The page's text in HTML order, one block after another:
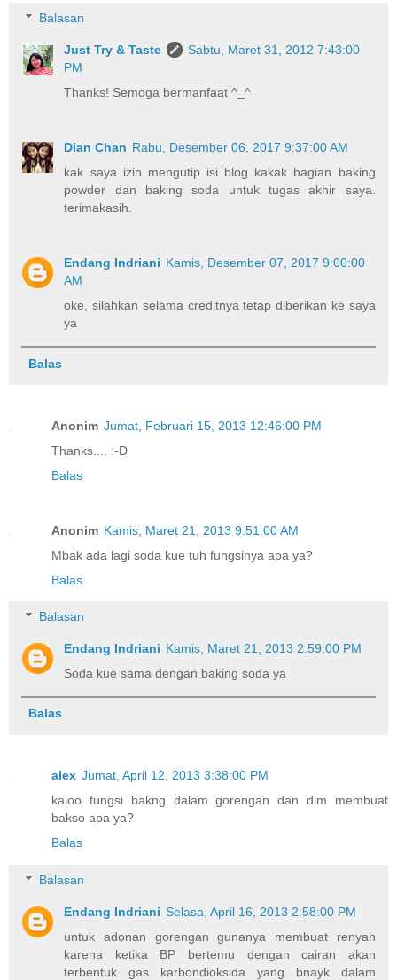
Balasan
Just Try & Taste
Sabtu, Maret 31, 2012 7:43:00
PM
Thanks! Semoga bermanfaat ^_^
Dian Chan Rabu, Desember 06, 2017 9:37:00 AM
kak saya izin mengutip isi blog kakak bagian baking
powder dan baking soda untuk tugas akhir saya.
terimakasih.
Endang Indriani Kamis, Desember 07, 2017 9:00:00
AM
oke, silahkan selama creditnya tetap diberikan ke saya
ya
Balas
Anonim Jumat, Februari 15, 2013 12:46:00 PM
Thanks.... :-D
Balas
Anonim Kamis, Maret 21, 2013 9:51:00 AM
Mbak ada lagi soda kue tuh fungsinya apa ya?
Balas
Balasan
Endang Indriani Kamis, Maret 21, 2013 2:59:00 PM
Soda kue sama dengan baking soda ya
Balas
alex Jumat, April 12, 2013 3:38:00 PM
kaloo fungsi bakng dalam gorengan dan dlm membuat
bakso apa ya?
Balas
Balasan
Endang Indriani Selasa, April 16, 2013 2:58:00 PM
untuk adonan gorengan gunanya membuat renyah
karena ketika BP bertemu dengan cairan akan
terbentuk gas karbondioksida yang bnayk dalam